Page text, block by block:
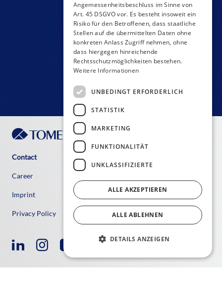
CONTACT FORM
Contact
Career
Imprint
Privacy Policy
Angemessenheitsbeschluss im Sinne von
Art. 45 DSGVO vor. Es besteht insoweit ein
Risiko für den Betroffenen, dass staatliche
Stellen auf die übermittelten Daten ohne
konkreten Anlass Zugriff nehmen, ohne
dass hiergegen hinreichende
Rechtsschutzmöglichkeiten bestehen.
Weitere Informationen
UNBEDINGT ERFORDERLICH
STATISTIK
MARKETING
FUNKTIONALITÄT
UNKLASSIFIZIERTE
ALLE AKZEPTIEREN
ALLE ABLEHNEN
DETAILS ANZEIGEN